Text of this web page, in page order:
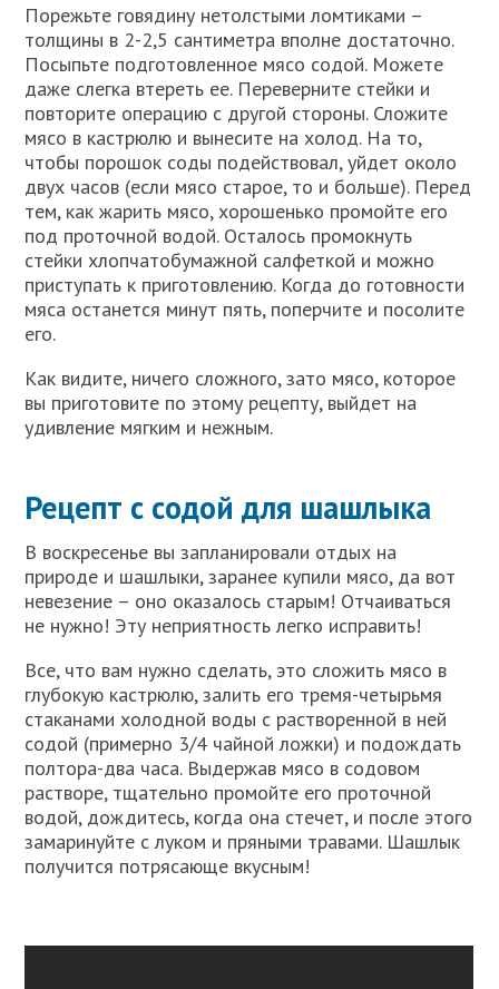
Порежьте говядину нетолстыми ломтиками –
толщины в 2-2,5 сантиметра вполне достаточно.
Посыпьте подготовленное мясо содой. Можете
даже слегка втереть ее. Переверните стейки и
повторите операцию с другой стороны. Сложите
мясо в кастрюлю и вынесите на холод. На то,
чтобы порошок соды подействовал, уйдет около
двух часов (если мясо старое, то и больше). Перед
тем, как жарить мясо, хорошенько промойте его
под проточной водой. Осталось промокнуть
стейки хлопчатобумажной салфеткой и можно
приступать к приготовлению. Когда до готовности
мяса останется минут пять, поперчите и посолите
его.
Как видите, ничего сложного, зато мясо, которое
вы приготовите по этому рецепту, выйдет на
удивление мягким и нежным.
Рецепт с содой для шашлыка
В воскресенье вы запланировали отдых на
природе и шашлыки, заранее купили мясо, да вот
невезение – оно оказалось старым! Отчаиваться
не нужно! Эту неприятность легко исправить!
Все, что вам нужно сделать, это сложить мясо в
глубокую кастрюлю, залить его тремя-четырьмя
стаканами холодной воды с растворенной в ней
содой (примерно 3/4 чайной ложки) и подождать
полтора-два часа. Выдержав мясо в содовом
растворе, тщательно промойте его проточной
водой, дождитесь, когда она стечет, и после этого
замаринуйте с луком и пряными травами. Шашлык
получится потрясающе вкусным!